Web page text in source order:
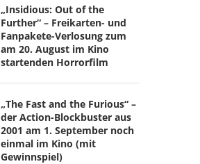
„Insidious: Out of the
Further“ – Freikarten- und
Fanpakete-Verlosung zum
am 20. August im Kino
startenden Horrorfilm
„The Fast and the Furious“ –
der Action-Blockbuster aus
2001 am 1. September noch
einmal im Kino (mit
Gewinnspiel)